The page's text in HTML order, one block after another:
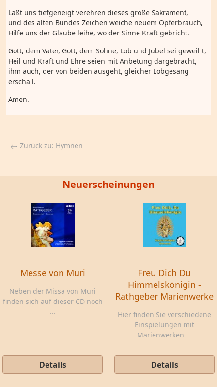
Laßt uns tiefgeneigt verehren dieses große Sakrament,
und des alten Bundes Zeichen weiche neuem Opferbrauch,
Hilfe uns der Glaube leihe, wo der Sinne Kraft gebricht.
Gott, dem Vater, Gott, dem Sohne, Lob und Jubel sei geweiht,
Heil und Kraft und Ehre seien mit Anbetung dargebracht,
ihm auch, der von beiden ausgeht, gleicher Lobgesang
erschall.
Amen.
Zurück zu: Hymnen
Neuerscheinungen
Messe von Muri
Neben der Missa von Muri
finden sich auf dieser CD noch
...
Details
Freu Dich Du
Himmelskönigin -
Rathgeber Marienwerke
Hier finden Sie verschiedene
Einspielungen mit
Marienwerken ...
Details